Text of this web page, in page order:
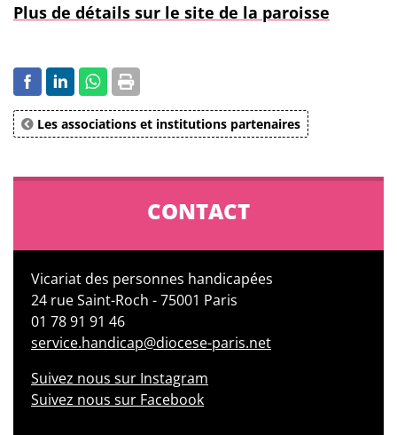
Plus de détails sur le site de la paroisse
Les associations et institutions partenaires
CONTACT
Vicariat des personnes handicapées
24 rue Saint-Roch - 75001 Paris
01 78 91 91 46
service.handicap@diocese-paris.net
Suivez nous sur Instagram
Suivez nous sur Facebook